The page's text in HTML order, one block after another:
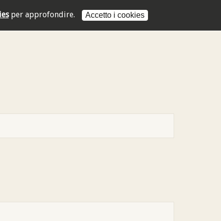
per approfondire. Accetto i cookies